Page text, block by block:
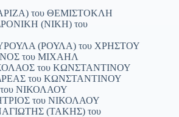
του ΘΕΜΙΣΤΟΚΛΗ
(ΝΙΚΗ) του
(ΡΟΥΛΑ) του ΧΡΗΣΤΟΥ
του ΜΙΧΑΗΛ
του ΚΩΝΣΤΑΝΤΙΝΟΥ
του ΚΩΝΣΤΑΝΤΙΝΟΥ
ΝΙΚΟΛΑΟΥ
του ΝΙΚΟΛΑΟΥ
(ΤΑΚΗΣ) του